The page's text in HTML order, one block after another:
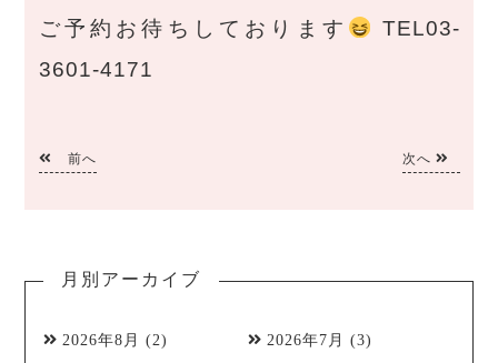
ご予約お待ちしております
TEL03-
3601-4171
前へ 次へ
月別アーカイブ
2026年8月 (2) 2026年7月 (3)